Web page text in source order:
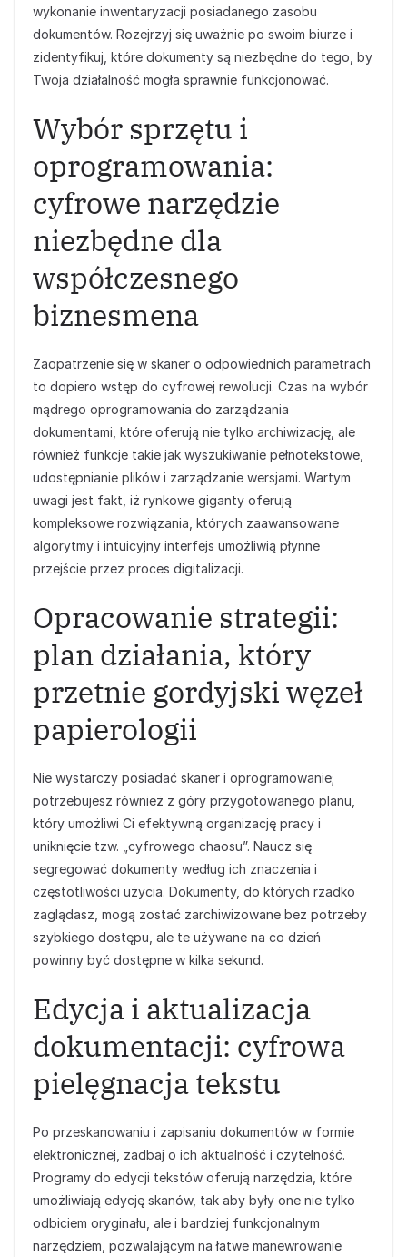
wykonanie inwentaryzacji posiadanego zasobu
dokumentów. Rozejrzyj się uważnie po swoim biurze i
zidentyfikuj, które dokumenty są niezbędne do tego, by
Twoja działalność mogła sprawnie funkcjonować.
Wybór sprzętu i
oprogramowania:
cyfrowe narzędzie
niezbędne dla
współczesnego
biznesmena
Zaopatrzenie się w skaner o odpowiednich parametrach
to dopiero wstęp do cyfrowej rewolucji. Czas na wybór
mądrego oprogramowania do zarządzania
dokumentami, które oferują nie tylko archiwizację, ale
również funkcje takie jak wyszukiwanie pełnotekstowe,
udostępnianie plików i zarządzanie wersjami. Wartym
uwagi jest fakt, iż rynkowe giganty oferują
kompleksowe rozwiązania, których zaawansowane
algorytmy i intuicyjny interfejs umożliwią płynne
przejście przez proces digitalizacji.
Opracowanie strategii:
plan działania, który
przetnie gordyjski węzeł
papierologii
Nie wystarczy posiadać skaner i oprogramowanie;
potrzebujesz również z góry przygotowanego planu,
który umożliwi Ci efektywną organizację pracy i
uniknięcie tzw. „cyfrowego chaosu”. Naucz się
segregować dokumenty według ich znaczenia i
częstotliwości użycia. Dokumenty, do których rzadko
zaglądasz, mogą zostać zarchiwizowane bez potrzeby
szybkiego dostępu, ale te używane na co dzień
powinny być dostępne w kilka sekund.
Edycja i aktualizacja
dokumentacji: cyfrowa
pielęgnacja tekstu
Po przeskanowaniu i zapisaniu dokumentów w formie
elektronicznej, zadbaj o ich aktualność i czytelność.
Programy do edycji tekstów oferują narzędzia, które
umożliwiają edycję skanów, tak aby były one nie tylko
odbiciem oryginału, ale i bardziej funkcjonalnym
narzędziem, pozwalającym na łatwe manewrowanie